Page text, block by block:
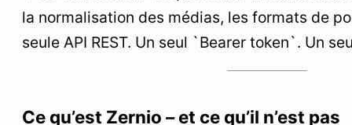
la normalisation des médias, les formats de
seule API REST. Un seul `Bearer token`. Un
Ce qu’est Zernio – et ce qu’il n’est pas